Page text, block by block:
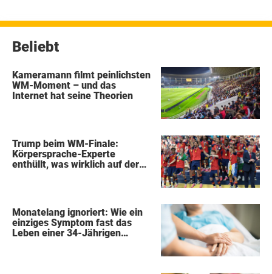
Beliebt
Kameramann filmt peinlichsten
WM-Moment – und das
Internet hat seine Theorien
Trump beim WM-Finale:
Körpersprache-Experte
enthüllt, was wirklich auf der
Monatelang ignoriert: Wie ein
einziges Symptom fast das
Leben einer 34-Jährigen